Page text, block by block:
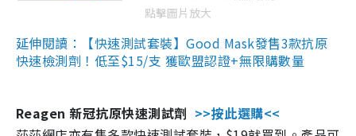
點擊圖片放大
延伸閱讀：【快速測試套裝】Good Mask發售3款抗原
快速檢測劑！低至$15/支 獲歐盟認證+無限購數量
Reagen 新冠抗原快速測試劑 >>按此選購<<